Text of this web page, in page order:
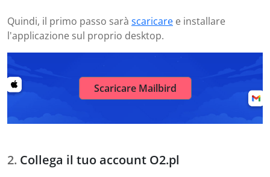
Quindi, il primo passo sarà scaricare e installare
l'applicazione sul proprio desktop.
Scaricare Mailbird
Collega il tuo account O2.pl